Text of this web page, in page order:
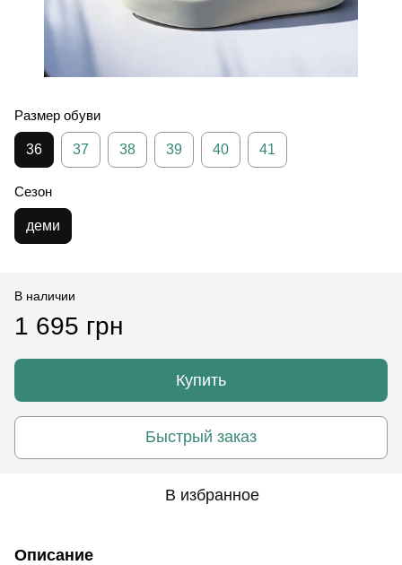
Размер обуви
36 37 38 39 40 41
Сезон
деми
В наличии
1 695 грн
Купить
Быстрый заказ
В избранное
Описание